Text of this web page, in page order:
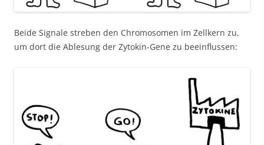
Beide Signale streben den Chromosomen im Zellkern zu,
um dort die Ablesung der Zytokin-Gene zu beeinflussen: